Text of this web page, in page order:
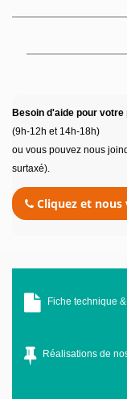
Besoin d'aide pour votre
(9h-12h et 14h-18h)
ou vous pouvez nous
surtaxé).
Cliquez et
Fiche technique
Réalisations de